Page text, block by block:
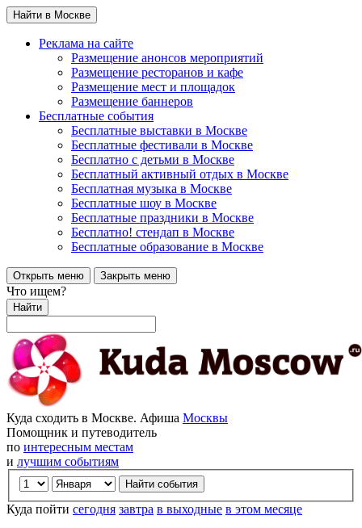
Найти в Москве
Реклама на сайте
Размещение анонсов мероприятий
Размещение ресторанов и кафе
Размещение мест и площадок
Размещение баннеров
Бесплатные события
Бесплатные выставки в Москве
Бесплатные фестивали в Москве
Бесплатно с детьми в Москве
Бесплатный активный отдых в Москве
Бесплатная музыка в Москве
Бесплатные шоу в Москве
Бесплатные праздники в Москве
Бесплатно! стендап в Москве
Бесплатные образование в Москве
Открыть меню Закрыть меню
Что ищем?
Найти
Куда сходить в Москве. Афиша Москвы
Помощник и путеводитель
по интересным местам
и лучшим событиям
Куда пойти сегодня завтра в выходные в этом месяце